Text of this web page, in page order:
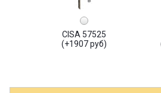
CISA 57525
(+1907 руб)